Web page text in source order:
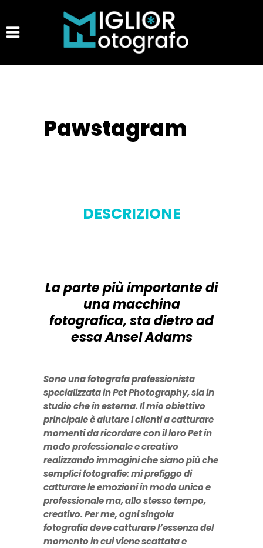
Pawstagram
DESCRIZIONE
La parte più importante di
una macchina
fotografica, sta dietro ad
essa Ansel Adams
Sono una fotografa professionista
specializzata in Pet Photography, sia in
studio che in esterna. Il mio obiettivo
principale è aiutare i clienti a catturare
momenti da ricordare con il loro Pet in
modo professionale e creativo
realizzando immagini che siano più che
semplici fotografie: mi prefiggo di
catturare le emozioni in modo unico e
professionale ma, allo stesso tempo,
creativo. Per me, ogni singola
fotografia deve catturare l’essenza del
momento in cui viene scattata e